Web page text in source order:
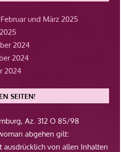
und März 2025
2024
2024
2024
SEITEN!
Az. 312 O 85/98
abgehen gilt:
ausdrücklich von allen Inhalten